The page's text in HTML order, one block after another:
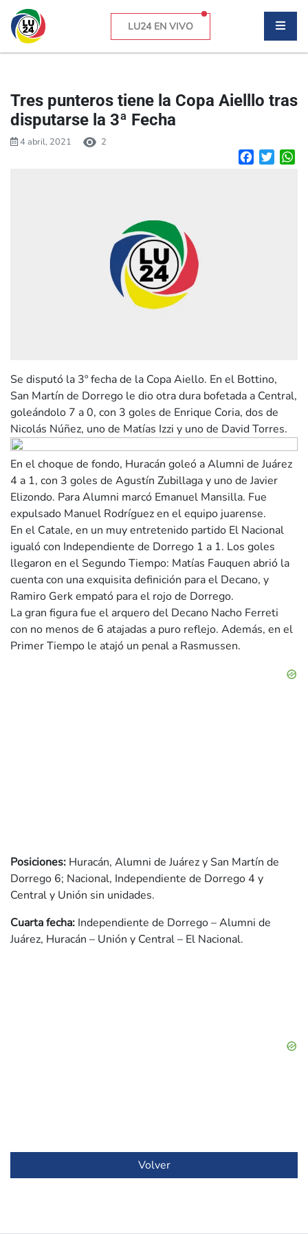
LU24 EN VIVO
Tres punteros tiene la Copa Aielllo tras
disputarse la 3ª Fecha
4 abril, 2021 2
Facebook
Se disputó la 3º fecha de la Copa Aiello. En el Bottino,
San Martín de Dorrego le dio otra dura bofetada a Central,
goleándolo 7 a 0, con 3 goles de Enrique Coria, dos de
Nicolás Núñez, uno de Matías Izzi y uno de David Torres.
En el choque de fondo, Huracán goleó a Alumni de Juárez
4 a 1, con 3 goles de Agustín Zubillaga y uno de Javier
Elizondo. Para Alumni marcó Emanuel Mansilla. Fue
expulsado Manuel Rodríguez en el equipo juarense.
En el Catale, en un muy entretenido partido El Nacional
igualó con Independiente de Dorrego 1 a 1. Los goles
llegaron en el Segundo Tiempo: Matías Fauquen abrió la
cuenta con una exquisita definición para el Decano, y
Ramiro Gerk empató para el rojo de Dorrego.
La gran figura fue el arquero del Decano Nacho Ferreti
con no menos de 6 atajadas a puro reflejo. Además, en el
Primer Tiempo le atajó un penal a Rasmussen.
Posiciones: Huracán, Alumni de Juárez y San Martín de
Dorrego 6; Nacional, Independiente de Dorrego 4 y
Central y Unión sin unidades.
Cuarta fecha: Independiente de Dorrego – Alumni de
Juárez, Huracán – Unión y Central – El Nacional.
Volver